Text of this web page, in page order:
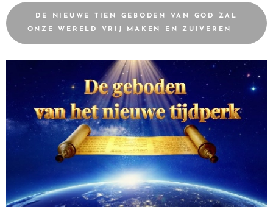
DE NIEUWE TIEN GEBODEN VAN GOD ZAL
ONZE WERELD VRIJ MAKEN EN ZUIVEREN 💜